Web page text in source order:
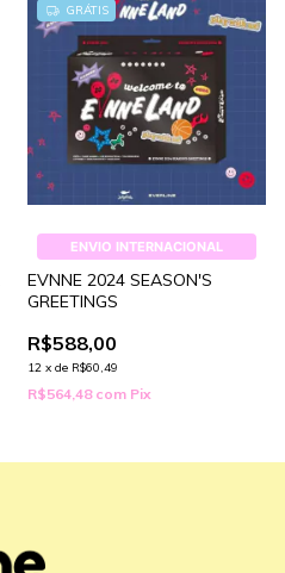
GRÁTIS
ENVIO INTERNACIONAL
EVNNE 2024 SEASON'S
GREETINGS
R$588,00
12 x de R$60,49
R$564,48 com Pix